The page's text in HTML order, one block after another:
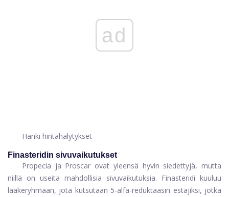
ad
Hanki hintahälytykset
Finasteridin sivuvaikutukset
Propecia ja Proscar ovat yleensä hyvin siedettyjä, mutta
niillä on useita mahdollisia sivuvaikutuksia. Finasteridi kuuluu
lääkeryhmään, jota kutsutaan 5-alfa-reduktaasin estäjiksi, jotka